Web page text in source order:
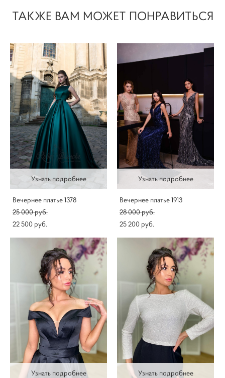
ТАКЖЕ ВАМ МОЖЕТ ПОНРАВИТЬСЯ
Узнать подробнее
Вечернее платье 1378
25 000 pуб.
22 500 pуб.
Узнать подробнее
Вечернее платье 1913
28 000 pуб.
25 200 pуб.
Узнать подробнее Узнать подробнее